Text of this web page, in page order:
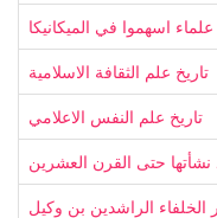
علماء اسهموا في الميكانيكا
تاريخ علم الثقافة الاسلامية
تاريخ علم النفس الاعلامي
نشأتها حتى القرن العشرين
الخلفاء الراشدين بن وكيل